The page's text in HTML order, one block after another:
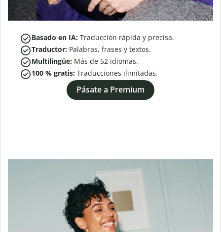
Basado en IA: Traducción rápida y precisa.
Traductor: Palabras, frases y textos.
Multilingüe: Más de 52 idiomas.
100 % gratis: Traducciones ilimitadas.
Pásate a Premium